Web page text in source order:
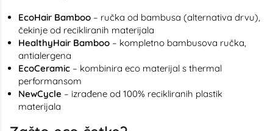
EcoHair Bamboo – ručka od bambusa (alternativa drvu),
čekinje od recikliranih materijala
HealthyHair Bamboo – kompletno bambusova ručka,
antialergena
EcoCeramic – kombinira eco materijal s thermal
performansom
NewCycle – izrađene od 100% recikliranih plastik
materijala